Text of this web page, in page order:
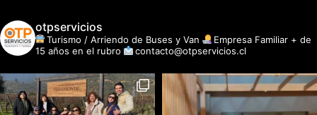
otpservicios
Turismo / Arriendo de Buses y Van
Empresa Familiar + de
15 años en el rubro
contacto@otpservicios.cl